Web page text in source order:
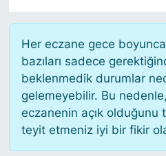
Her eczane gece
bazıları sadece
beklenmedik durumlar
gelemeyebilir. Bu
eczanenin açık olduğunu
teyit etmeniz iyi bir fikir
SARIYER İMAR BARIŞI
SEKTÖR
SİYASET
SON DAKİKA HABERİ